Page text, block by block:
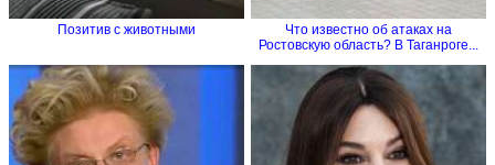
Позитив с животными
Что известно об атаках на
Ростовскую область? В Таганроге...